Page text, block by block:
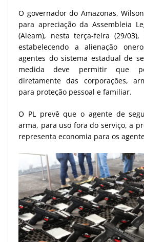
O governador do Amazonas,
para apreciação da Assembleia
(Aleam), nesta terça-feira (29/
estabelecendo a alienação
agentes do sistema estadual de
medida deve permitir que
diretamente das corporações,
para proteção pessoal e familiar.
O PL prevê que o agente de
arma, para uso fora do serviço, a
representa economia para os